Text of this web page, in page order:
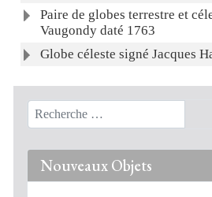
Paire de globes terrestre et
Vaugondy daté 1763
Globe céleste signé Jacques
Nouveaux Objets